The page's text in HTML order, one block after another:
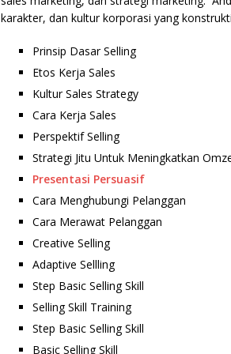
karakter, dan kultur korporasi yang
Prinsip Dasar Selling
Etos Kerja Sales
Kultur Sales Strategy
Cara Kerja Sales
Perspektif Selling
Strategi Jitu Untuk Meningkatkan
Presentasi Persuasif
Cara Menghubungi Pelanggan
Cara Merawat Pelanggan
Creative Selling
Adaptive Sellling
Step Basic Selling Skill
Selling Skill Training
Step Basic Selling Skill
Basic Selling Skill